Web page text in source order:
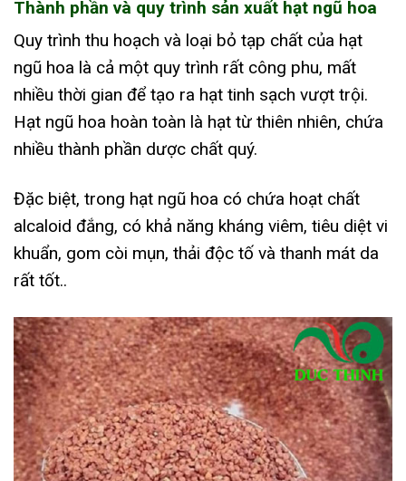
Thành phần và quy trình sản xuất hạt ngũ hoa
Quy trình thu hoạch và loại bỏ tạp chất của hạt
ngũ hoa là cả một quy trình rất công phu, mất
nhiều thời gian để tạo ra hạt tinh sạch vượt trội.
Hạt ngũ hoa hoàn toàn là hạt từ thiên nhiên, chứa
nhiều thành phần dược chất quý.
Đặc biệt, trong hạt ngũ hoa có chứa hoạt chất
alcaloid đắng, có khả năng kháng viêm, tiêu diệt vi
khuẩn, gom còi mụn, thải độc tố và thanh mát da
rất tốt..